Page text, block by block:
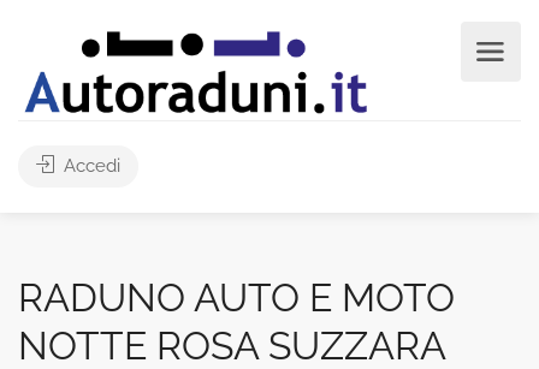
Accedi
RADUNO AUTO E MOTO
NOTTE ROSA SUZZARA